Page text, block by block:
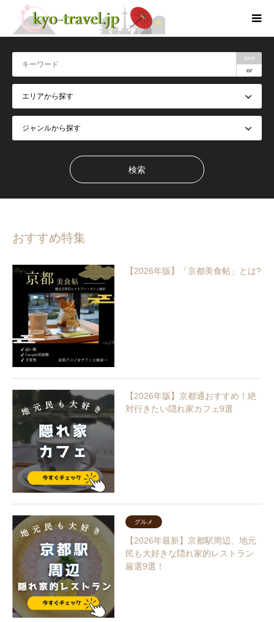
and
or
おすすめ特集
【2026年版】「京都美食帖」とは?
【2026年版】京都通おすすめ！絶
対行きたい隠れ家カフェ9選
グルメ
【2026年最新】京都駅周辺、地元
民も大好きな隠れ家的レストラン
厳選9選！